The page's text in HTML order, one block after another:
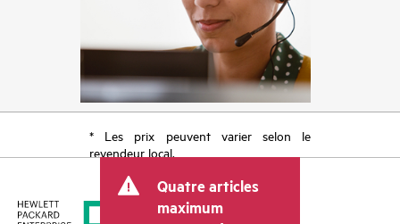
* Les prix peuvent varier selon le
revendeur local.
Quatre articles
maximum